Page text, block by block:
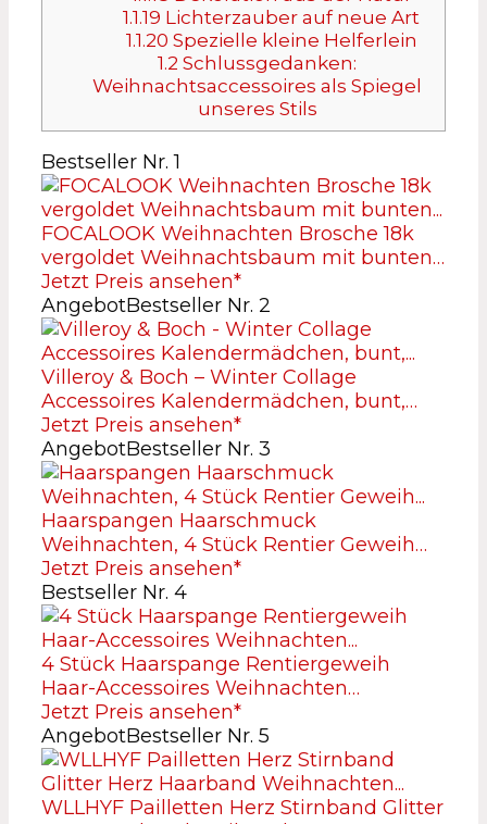
1.1.19 Lichterzauber auf neue Art
1.1.20 Spezielle kleine Helferlein
1.2 Schlussgedanken:
Weihnachtsaccessoires als Spiegel
unseres Stils
Bestseller Nr. 1
FOCALOOK Weihnachten Brosche 18k
vergoldet Weihnachtsbaum mit bunten…
Jetzt Preis ansehen*
AngebotBestseller Nr. 2
Villeroy & Boch – Winter Collage
Accessoires Kalendermädchen, bunt,…
Jetzt Preis ansehen*
AngebotBestseller Nr. 3
Haarspangen Haarschmuck
Weihnachten, 4 Stück Rentier Geweih…
Jetzt Preis ansehen*
Bestseller Nr. 4
4 Stück Haarspange Rentiergeweih
Haar-Accessoires Weihnachten…
Jetzt Preis ansehen*
AngebotBestseller Nr. 5
WLLHYF Pailletten Herz Stirnband Glitter